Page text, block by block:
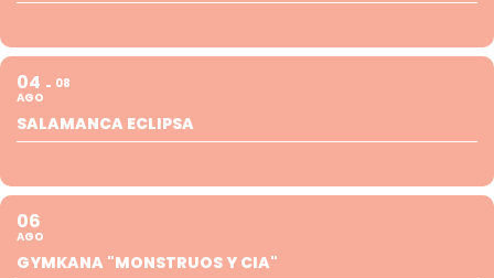
04
AGO
08
SALAMANCA ECLIPSA
06
AGO
GYMKANA "MONSTRUOS Y CIA"